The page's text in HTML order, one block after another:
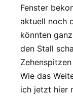
Fenster
aktuell noch
könnten
den Stall
Wie das
ich jetzt hier